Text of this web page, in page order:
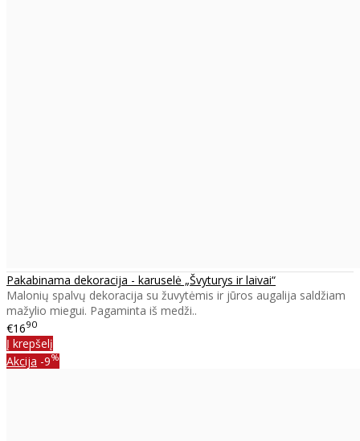
Pakabinama dekoracija - karuselė „Švyturys ir laivai“
Malonių spalvų dekoracija su žuvytėmis ir jūros augalija saldžiam
mažylio miegui. Pagaminta iš medži..
€1690
Į krepšelį
Akcija -9%